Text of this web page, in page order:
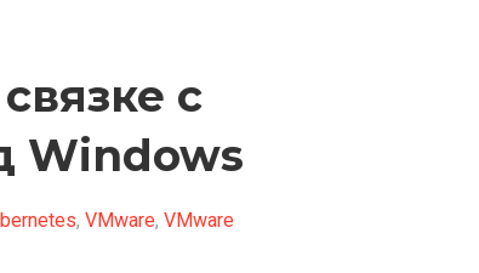
с
Windows
, VMware, VMware